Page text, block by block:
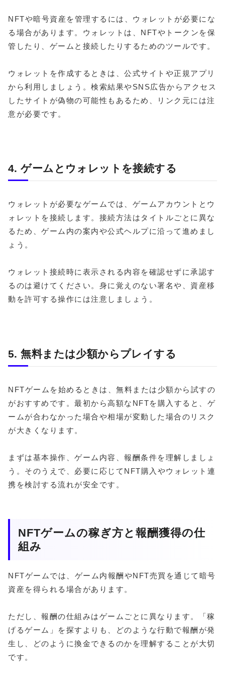
NFTや暗号資産を管理するには、ウォレットが必要にな
る場合があります。ウォレットは、NFTやトークンを保
管したり、ゲームと接続したりするためのツールです。
ウォレットを作成するときは、公式サイトや正規アプリ
から利用しましょう。検索結果やSNS広告からアクセス
したサイトが偽物の可能性もあるため、リンク元には注
意が必要です。
4. ゲームとウォレットを接続する
ウォレットが必要なゲームでは、ゲームアカウントとウ
ォレットを接続します。接続方法はタイトルごとに異な
るため、ゲーム内の案内や公式ヘルプに沿って進めまし
ょう。
ウォレット接続時に表示される内容を確認せずに承認す
るのは避けてください。身に覚えのない署名や、資産移
動を許可する操作には注意しましょう。
5. 無料または少額からプレイする
NFTゲームを始めるときは、無料または少額から試すの
がおすすめです。最初から高額なNFTを購入すると、ゲ
ームが合わなかった場合や相場が変動した場合のリスク
が大きくなります。
まずは基本操作、ゲーム内容、報酬条件を理解しましょ
う。そのうえで、必要に応じてNFT購入やウォレット連
携を検討する流れが安全です。
NFTゲームの稼ぎ方と報酬獲得の仕
組み
NFTゲームでは、ゲーム内報酬やNFT売買を通じて暗号
資産を得られる場合があります。
ただし、報酬の仕組みはゲームごとに異なります。「稼
げるゲーム」を探すよりも、どのような行動で報酬が発
生し、どのように換金できるのかを理解することが大切
です。